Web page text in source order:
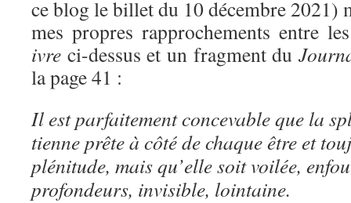
ce blog le billet du 10 décembre 2021)
mes propres rapprochements entre
ivre ci-dessus et un fragment du
la page 41 :
Il est parfaitement concevable que la
tienne prête à côté de chaque être et
plénitude, mais qu’elle soit voilée,
profondeurs, invisible, lointaine.